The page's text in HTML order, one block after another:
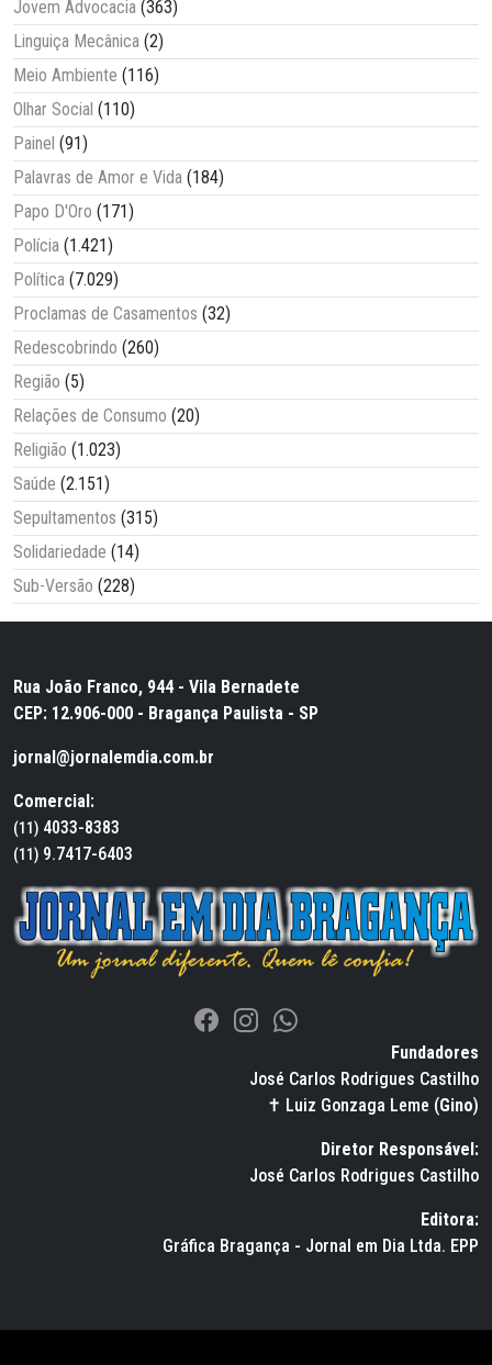
Jovem Advocacia (363)
Linguiça Mecânica (2)
Meio Ambiente (116)
Olhar Social (110)
Painel (91)
Palavras de Amor e Vida (184)
Papo D'Oro (171)
Polícia (1.421)
Política (7.029)
Proclamas de Casamentos (32)
Redescobrindo (260)
Região (5)
Relações de Consumo (20)
Religião (1.023)
Saúde (2.151)
Sepultamentos (315)
Solidariedade (14)
Sub-Versão (228)
Rua João Franco, 944 - Vila Bernadete
CEP: 12.906-000 - Bragança Paulista - SP
jornal@jornalemdia.com.br
Comercial:
(11) 4033-8383
(11) 9.7417-6403
Fundadores
José Carlos Rodrigues Castilho
✝ Luiz Gonzaga Leme (Gino)
Diretor Responsável:
José Carlos Rodrigues Castilho
Editora:
Gráfica Bragança - Jornal em Dia Ltda. EPP